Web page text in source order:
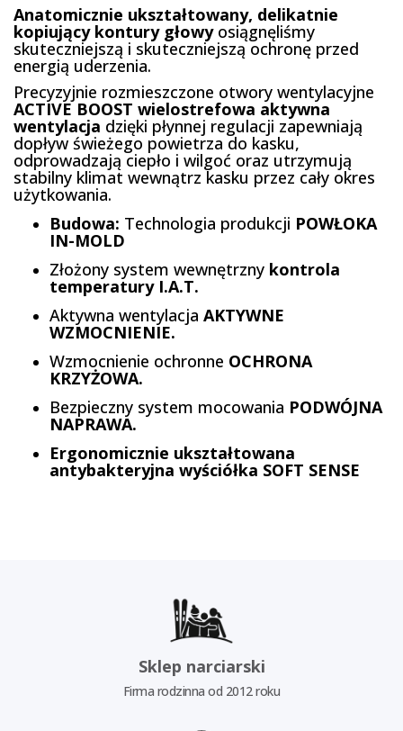
Anatomicznie ukształtowany, delikatnie
kopiujący kontury głowyosiągnęliśmy
skuteczniejszą i skuteczniejszą ochronę przed
energią uderzenia.
Precyzyjnie rozmieszczone otwory wentylacyjne
ACTIVE BOOST wielostrefowa aktywna
wentylacja dzięki płynnej regulacji zapewniają
dopływ świeżego powietrza do kasku,
odprowadzają ciepło i wilgoć oraz utrzymują
stabilny klimat wewnątrz kasku przez cały okres
użytkowania.
Budowa: Technologia produkcji POWŁOKA
IN-MOLD
Złożony system wewnętrzny kontrola
temperatury I.A.T.
Aktywna wentylacja AKTYWNE
WZMOCNIENIE.
Wzmocnienie ochronne OCHRONA
KRZYŻOWA.
Bezpieczny system mocowania PODWÓJNA
NAPRAWA.
Ergonomicznie ukształtowana
antybakteryjna wyściółka SOFT SENSE
Sklep narciarski
Firma rodzinna od 2012 roku